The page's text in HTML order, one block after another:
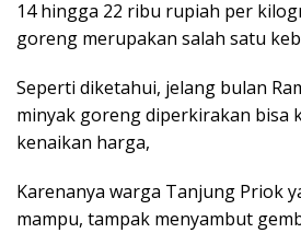
14 hingga 22 ribu rupiah per
goreng merupakan salah satu
Seperti diketahui, jelang bulan
minyak goreng diperkirakan bisa
kenaikan harga,
Karenanya warga Tanjung Priok
mampu, tampak menyambut